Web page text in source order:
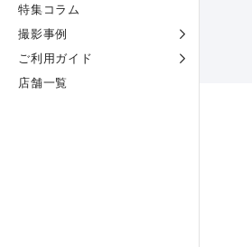
特集コラム
撮影事例
ご利用ガイド
店舗一覧